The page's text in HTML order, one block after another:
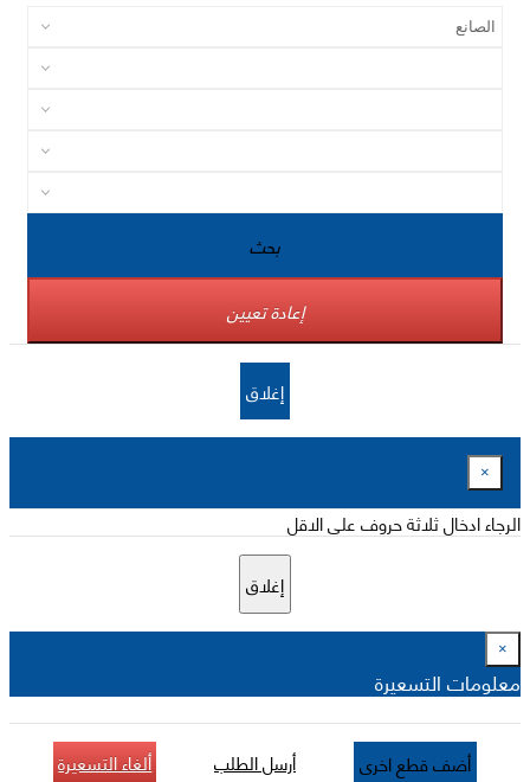
بحث
إعادة تعيين
إغلاق
×
الرجاء ادخال ثلاثة حروف على الاقل
إغلاق
×
معلومات التسعيرة
أضف قطع اخرى أرسل الطلب ألغاء التسعيرة